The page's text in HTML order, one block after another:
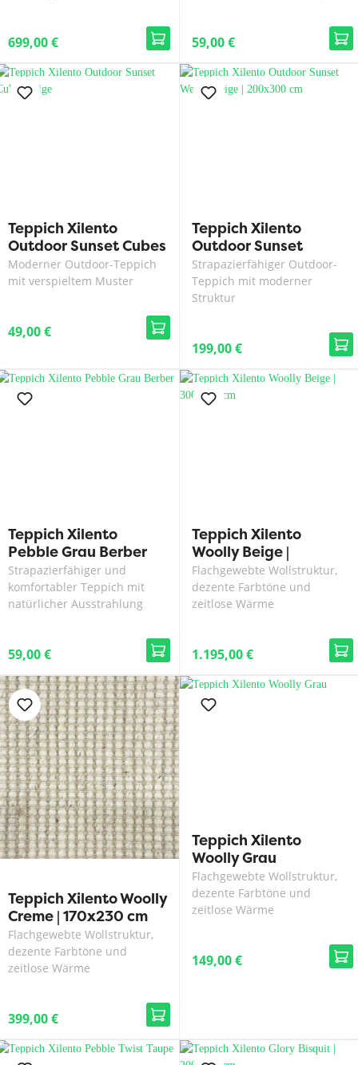
699,00 € 59,00 €
Teppich Xilento
Outdoor Sunset Cubes
Beige
Moderner Outdoor-Teppich
mit verspieltem Muster
49,00 €
Teppich Xilento
Outdoor Sunset
Weave Beige |
200x300 cm
Strapazierfähiger Outdoor-
Teppich mit moderner
Struktur
199,00 €
Teppich Xilento
Pebble Grau Berber
Strapazierfähiger und
komfortabler Teppich mit
natürlicher Ausstrahlung
59,00 €
Teppich Xilento
Woolly Beige |
300x400 cm
Flachgewebte Wollstruktur,
dezente Farbtöne und
zeitlose Wärme
1.195,00 €
Teppich Xilento Woolly
Creme | 170x230 cm
Flachgewebte Wollstruktur,
dezente Farbtöne und
zeitlose Wärme
399,00 €
Teppich Xilento
Woolly Grau
Flachgewebte Wollstruktur,
dezente Farbtöne und
zeitlose Wärme
149,00 €